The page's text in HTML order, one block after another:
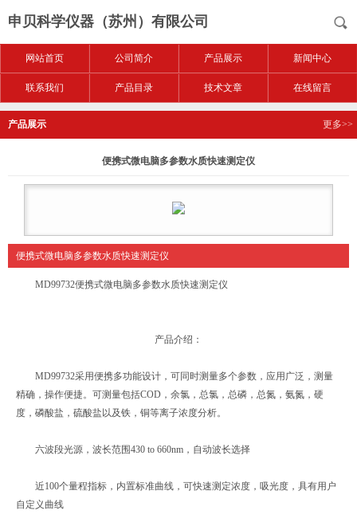
申贝科学仪器（苏州）有限公司
网站首页 公司简介 产品展示 新闻中心
联系我们 产品目录 技术文章 在线留言
产品展示 更多>>
便携式微电脑多参数水质快速测定仪
便携式微电脑多参数水质快速测定仪
MD99732便携式微电脑多参数水质快速测定仪
产品介绍：
MD99732采用便携多功能设计，可同时测量多个参数，应用广泛，测量
精确，操作便捷。可测量包括COD，余氯，总氯，总磷，总氮，氨氮，硬
度，磷酸盐，硫酸盐以及铁，铜等离子浓度分析。
六波段光源，波长范围430 to 660nm，自动波长选择
近100个量程指标，内置标准曲线，可快速测定浓度，吸光度，具有用户
自定义曲线